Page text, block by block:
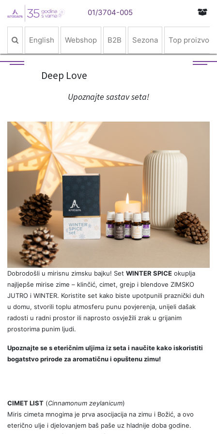
01/3704-005
English Webshop B2B Sezona Top proizvodi
Deep Love
Upoznajte sastav seta!
Dobrodošli u mirisnu zimsku bajku! Set WINTER SPICE okuplja
najljepše mirise zime – klinčić, cimet, grejp i blendove ZIMSKO
JUTRO i WINTER. Koristite set kako biste upotpunili praznički duh
u domu, stvorili toplu atmosferu punu povjerenja, unijeli dašak
radosti u radni prostor ili naprosto osvježili zrak u grijanim
prostorima punim ljudi.
Upoznajte se s eteričnim uljima iz seta i naučite kako iskoristiti
bogatstvo prirode za aromatičnu i opuštenu zimu!
CIMET LIST (Cinnamonum zeylanicum)
Miris cimeta mnogima je prva asocijacija na zimu i Božić, a ovo
eterično ulje i djelovanjem baš paše uz hladnije doba godine.